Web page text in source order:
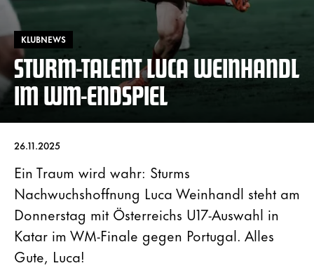
KLUBNEWS
STURM-TALENT LUCA WEINHANDL
IM WM-ENDSPIEL
26.11.2025
Ein Traum wird wahr: Sturms
Nachwuchshoffnung Luca Weinhandl steht am
Donnerstag mit Österreichs U17-Auswahl in
Katar im WM-Finale gegen Portugal. Alles
Gute, Luca!